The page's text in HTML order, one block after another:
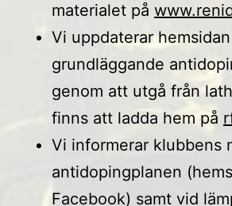
materialet på
Vi uppdaterar
grundläggande
genom att utgå från
finns att ladda hem på
Vi informerar klubbens
antidopingplanen
Facebook) samt vid